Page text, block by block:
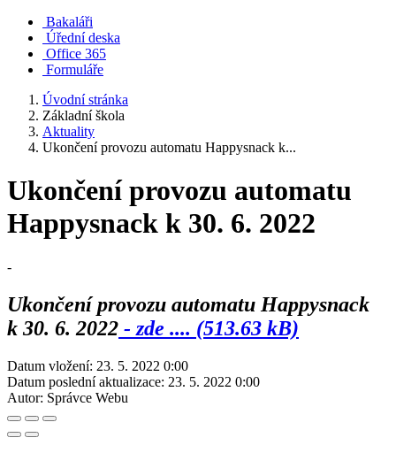
Bakaláři
Úřední deska
Office 365
Formuláře
Úvodní stránka
Základní škola
Aktuality
Ukončení provozu automatu Happysnack k...
Ukončení provozu automatu
Happysnack k 30. 6. 2022
-
Ukončení provozu automatu Happysnack
k 30. 6. 2022 - zde .... (513.63 kB)
Datum vložení: 23. 5. 2022 0:00
Datum poslední aktualizace: 23. 5. 2022 0:00
Autor: Správce Webu